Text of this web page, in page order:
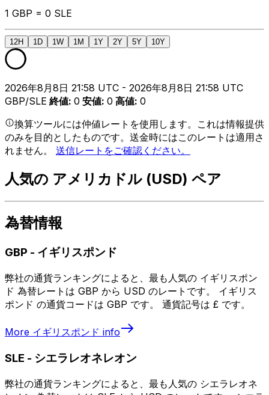
1 GBP = 0 SLE
12H 1D 1W 1M 1Y 2Y 5Y 10Y
2026年8月8日 21:58 UTC - 2026年8月8日 21:58 UTC
GBP/SLE 終値: 0 安値: 0 高値: 0
換算ツールには仲値レートを使用します。これは情報提供
のみを目的としたものです。送金時にはこのレートは適用さ
れません。 送信レートをご確認ください。
人気の アメリカドル (USD) ペア
為替情報
GBP - イギリスポンド
弊社の通貨ランキングによると、最も人気の イギリスポン
ド 為替レートは GBP から USD のレートです。 イギリス
ポンド の通貨コードは GBP です。 通貨記号は £ です。
More イギリスポンド info
SLE - シエラレオネレオン
弊社の通貨ランキングによると、最も人気の シエラレオネ